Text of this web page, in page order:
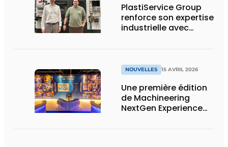
PlastiService Group
renforce son expertise
industrielle avec
(LEM)
NOUVELLES 15 AVRIL 2026
Une première édition
de Machineering
NextGen Experience